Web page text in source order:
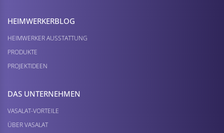
HEIMWERKER­BLOG
HEIMWERKER AUSSTATTUNG
PRODUKTE
PROJEKTIDEEN
DAS UNTERNEHMEN
VASALAT-VORTEILE
ÜBER VASALAT